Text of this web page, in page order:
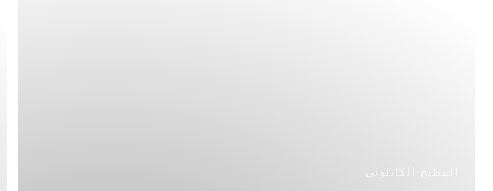
المطبخ الكانتوني